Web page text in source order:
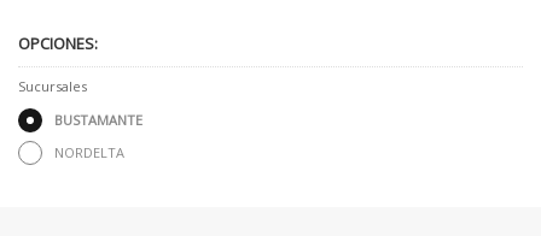
OPCIONES:
Sucursales
BUSTAMANTE
NORDELTA